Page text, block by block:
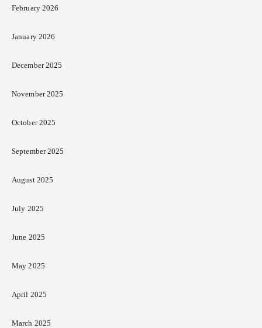
February 2026
January 2026
December 2025
November 2025
October 2025
September 2025
August 2025
July 2025
June 2025
May 2025
April 2025
March 2025